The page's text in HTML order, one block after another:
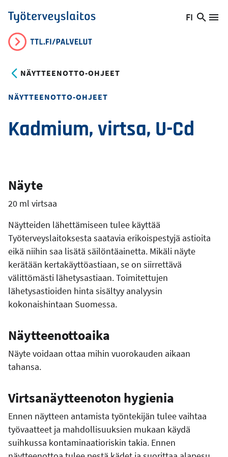
Hyppää
pääsisältöön
Työterveyslaitos
Vaihda
FI
Hae
NÄYTTEENOTTO-OHJEET
NÄYTTEENOTTO-OHJEET
Kadmium, virtsa, U-Cd
Näyte
20 ml virtsaa
Näytteiden lähettämiseen tulee käyttää
Työterveyslaitoksesta saatavia erikoispestyjä astioita
eikä niihin saa lisätä säilöntäainetta. Mikäli näyte
kerätään kertakäyttöastiaan, se on siirrettävä
välittömästi lähetysastiaan. Toimitettujen
lähetysastioiden hinta sisältyy analyysin
kokonaishintaan Suomessa.
Näytteenottoaika
Näyte voidaan ottaa mihin vuorokauden aikaan
tahansa.
Virtsanäytteenoton hygienia
Ennen näytteen antamista työntekijän tulee vaihtaa
työvaatteet ja mahdollisuuksien mukaan käydä
suihkussa kontaminaatioriskin takia. Ennen